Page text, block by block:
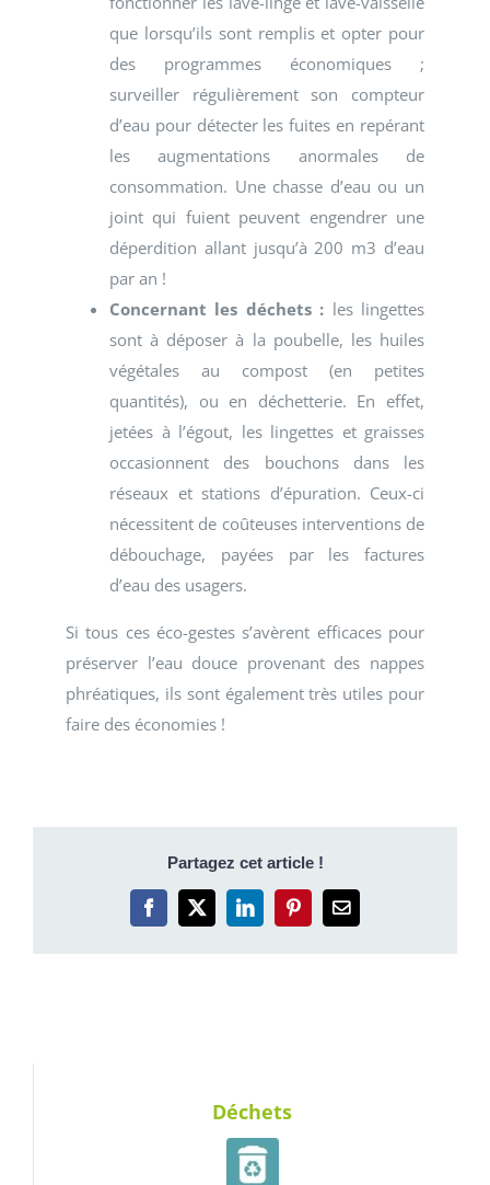
que lorsqu’ils sont remplis et opter pour
des programmes économiques ;
surveiller régulièrement son compteur
d’eau pour détecter les fuites en repérant
les augmentations anormales de
consommation. Une chasse d’eau ou un
joint qui fuient peuvent engendrer une
déperdition allant jusqu’à 200 m3 d’eau
par an !
Concernant les déchets : les lingettes
sont à déposer à la poubelle, les huiles
végétales au compost (en petites
quantités), ou en déchetterie. En effet,
jetées à l’égout, les lingettes et graisses
occasionnent des bouchons dans les
réseaux et stations d’épuration. Ceux-ci
nécessitent de coûteuses interventions de
débouchage, payées par les factures
d’eau des usagers.
Si tous ces éco-gestes s’avèrent efficaces pour
préserver l’eau douce provenant des nappes
phréatiques, ils sont également très utiles pour
faire des économies !
Partagez cet article !
Facebook
X LinkedInPinterestEmail
Déchets